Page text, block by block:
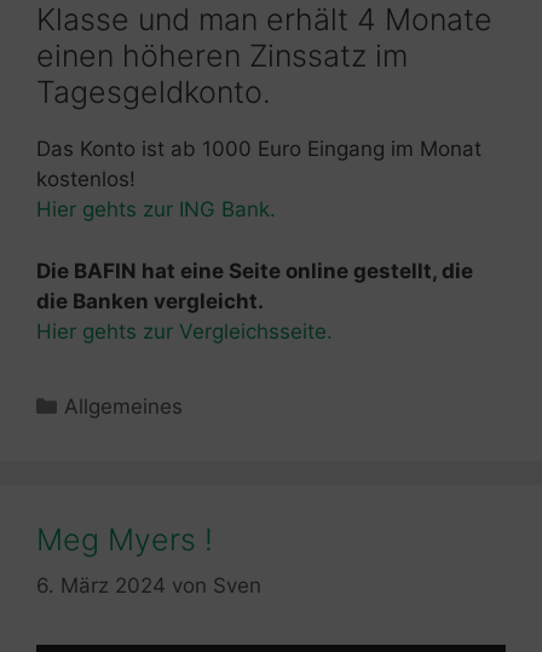
Klasse und man erhält 4 Monate
einen höheren Zinssatz im
Tagesgeldkonto.
Das Konto ist ab 1000 Euro Eingang im Monat
kostenlos!
Hier gehts zur ING Bank.
Die BAFIN hat eine Seite online gestellt, die
die Banken vergleicht.
Hier gehts zur Vergleichsseite.
Kategorien
Allgemeines
Meg Myers !
6. März 2024 von Sven